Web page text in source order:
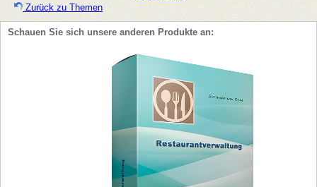
Zurück zu Themen
Schauen Sie sich unsere anderen Produkte an: